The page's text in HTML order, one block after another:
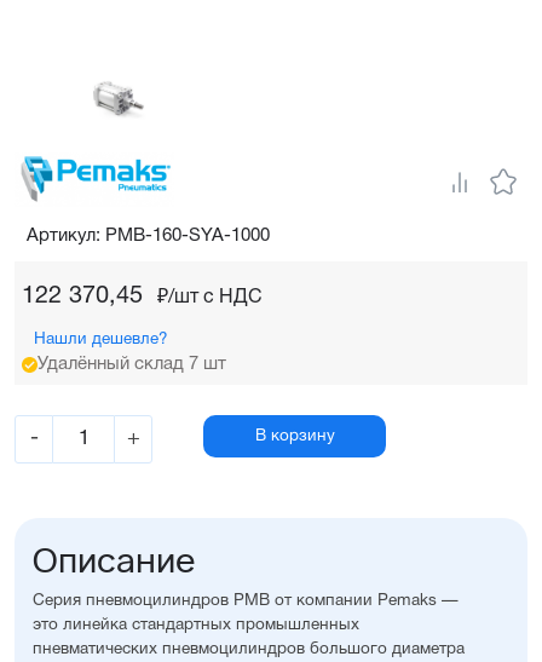
122 370,45 ₽/шт c НДС
Нашли дешевле?
Удалённый склад 7 шт
- + В корзину
Артикул: PMB-160-SYA-1000
Описание
Серия пневмоцилиндров PMB от компании Pemaks —
это линейка стандартных промышленных
пневматических пневмоцилиндров большого диаметра